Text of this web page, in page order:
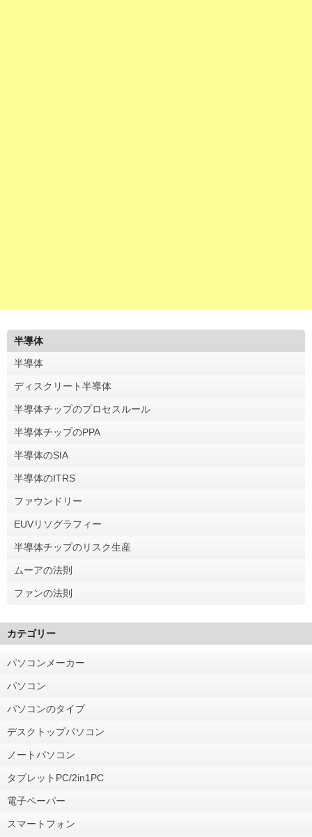
半導体
半導体
ディスクリート半導体
半導体チップのプロセスルール
半導体チップのPPA
半導体のSIA
半導体のITRS
ファウンドリー
EUVリソグラフィー
半導体チップのリスク生産
ムーアの法則
ファンの法則
カテゴリー
パソコンメーカー
パソコン
パソコンのタイプ
デスクトップパソコン
ノートパソコン
タブレットPC/2in1PC
電子ペーパー
スマートフォン